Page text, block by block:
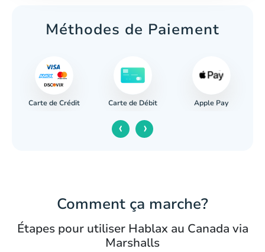
Méthodes de Paiement
Carte de Crédit Carte de Débit Apple Pay
‹ ›
Comment ça marche?
Étapes pour utiliser Hablax au Canada via
Marshalls